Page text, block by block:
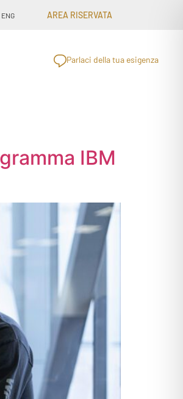
ENG AREA RISERVATA
Parlaci della tua esigenza
IBM